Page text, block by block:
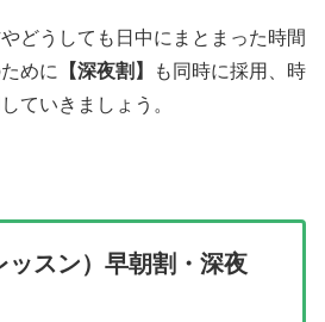
どうしても日中にまとまった時間
めに
【深夜割】
も同時に採用、時
ていきましょう。
ッスン）早朝割・深夜